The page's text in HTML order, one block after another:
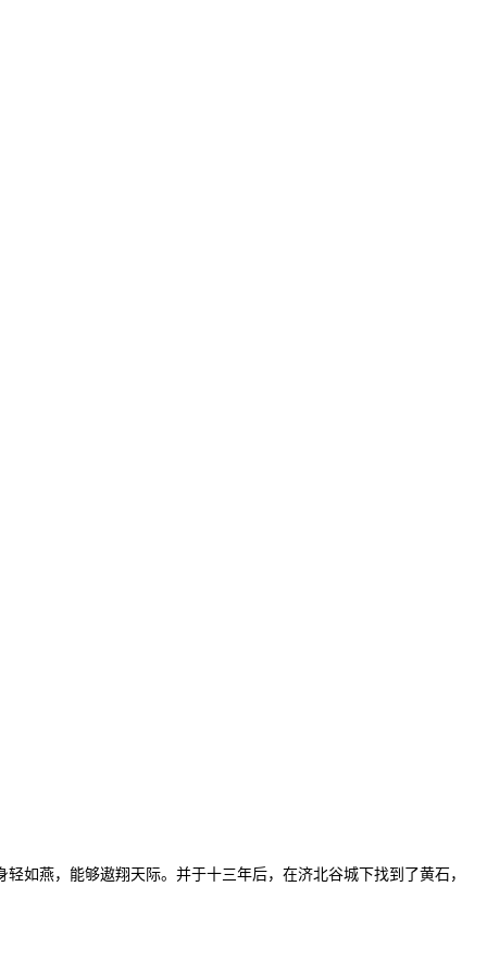
如燕，能够遨翔天际。并于十三年后，在济北谷城下找到了黄石，